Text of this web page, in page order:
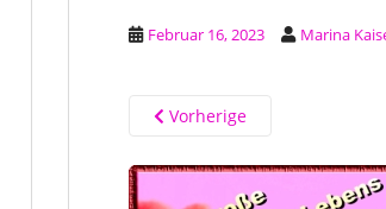
Februar 16, 2023 Marina
Vorherige